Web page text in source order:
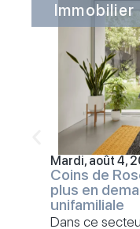
Immobilier
Mardi, août 4,
Coins de
plus en
unifamiliale
Dans ce